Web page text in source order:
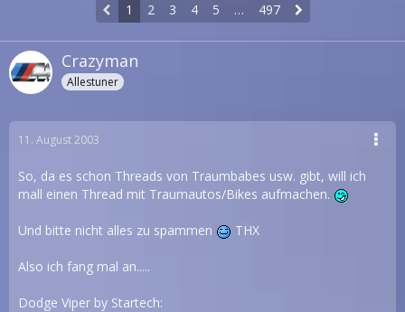
1 2 3 4 5 … 497
Crazyman
Allestuner
11. August 2003
So, da es schon Threads von Traumbabes usw. gibt, will ich
mall einen Thread mit Traumautos/Bikes aufmachen.
Und bitte nicht alles zu spammen THX
Also ich fang mal an.....
Dodge Viper by Startech: